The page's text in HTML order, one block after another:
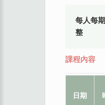
每人每
整
課程內容
日期